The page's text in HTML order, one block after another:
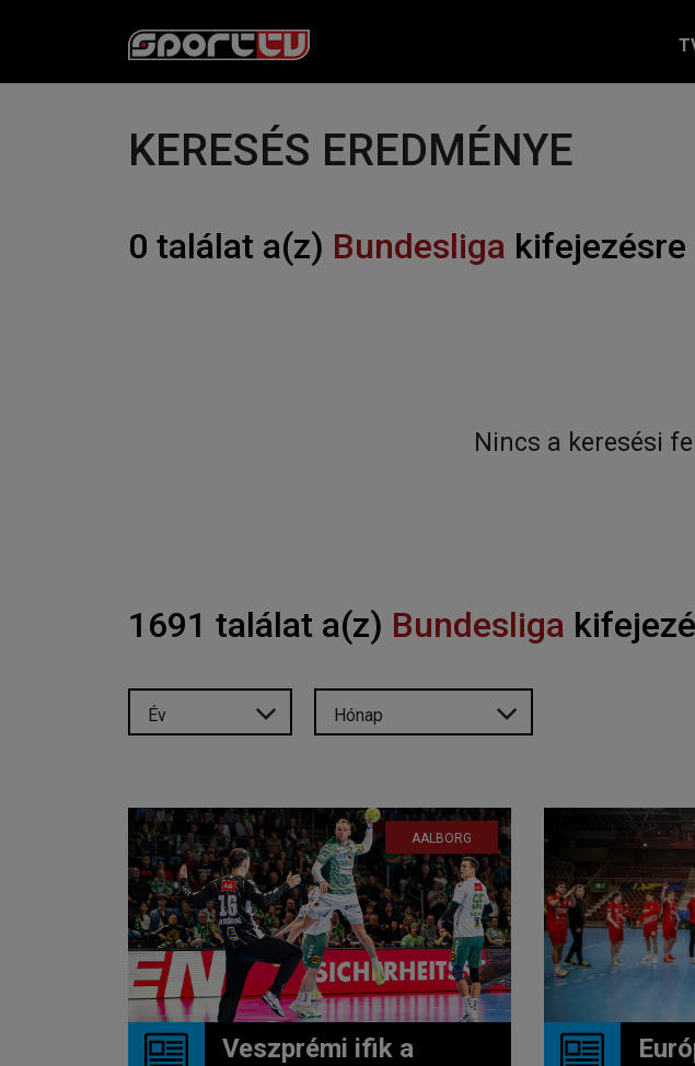
KERESÉS EREDMÉNYE
0 találat a(z) Bundesliga
Nincs a keresési
1691 találat a(z) Bundesliga
Év Hónap
AALBORG
Veszprémi ifik a